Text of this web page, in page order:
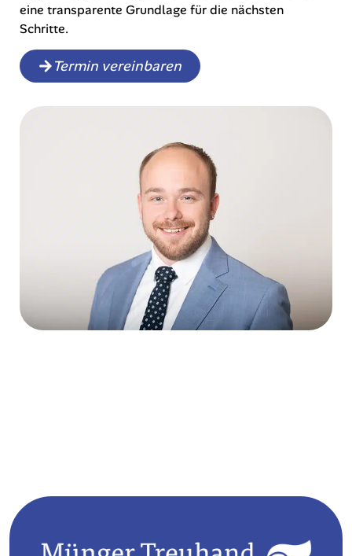
eine transparente Grundlage für die nächsten
Schritte.
Termin vereinbaren